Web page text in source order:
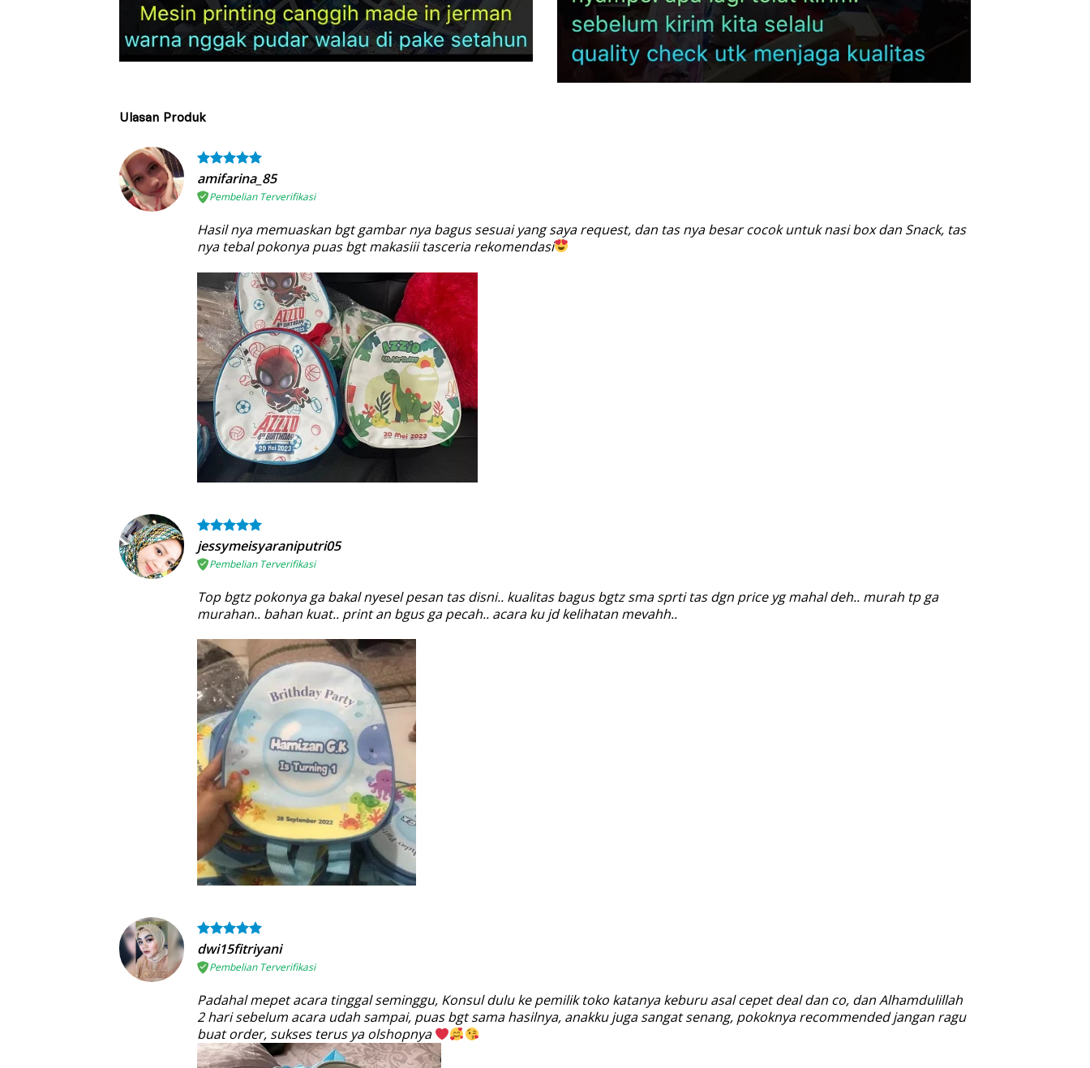
Ulasan Produk
amifarina_85
Pembelian Terverifikasi
Hasil nya memuaskan bgt gambar nya bagus sesuai yang saya request, dan tas nya besar cocok untuk nasi box dan Snack, tas
nya tebal pokonya puas bgt makasiii tasceria rekomendasi
jessymeisyaraniputri05
Pembelian Terverifikasi
Top bgtz pokonya ga bakal nyesel pesan tas disni.. kualitas bagus bgtz sma sprti tas dgn price yg mahal deh.. murah tp ga
murahan.. bahan kuat.. print an bgus ga pecah.. acara ku jd kelihatan mevahh..
dwi15fitriyani
Pembelian Terverifikasi
Padahal mepet acara tinggal seminggu, Konsul dulu ke pemilik toko katanya keburu asal cepet deal dan co, dan Alhamdulillah
2 hari sebelum acara udah sampai, puas bgt sama hasilnya, anakku juga sangat senang, pokoknya recommended jangan ragu
buat order, sukses terus ya olshopnya